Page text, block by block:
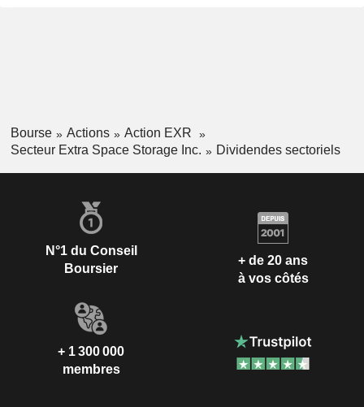
Bourse Actions
Action EXR
Secteur Extra Space Storage Inc.
Dividendes sectoriels
N°1 du Conseil
Boursier
+ de 20 ans
à vos côtés
+ 1 300 000
membres